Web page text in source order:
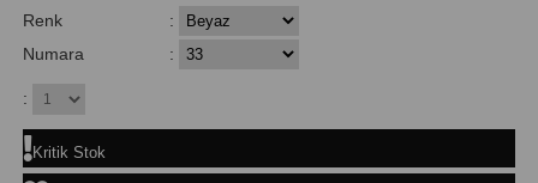
Renk
:
Numara
:
:
Kritik Stok